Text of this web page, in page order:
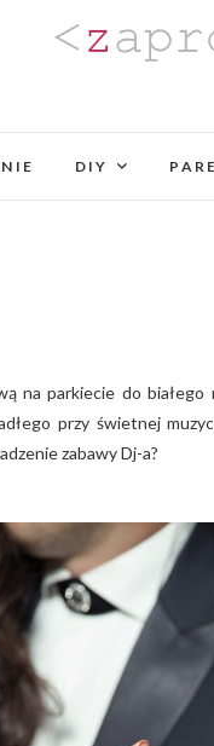
DIY
przy świetnej
zabawy Dj-a?